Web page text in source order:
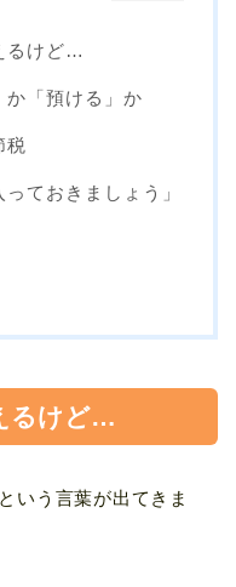
るけど…
「預ける」か
税
ておきましょう」
るけど…
いう言葉が出てきま